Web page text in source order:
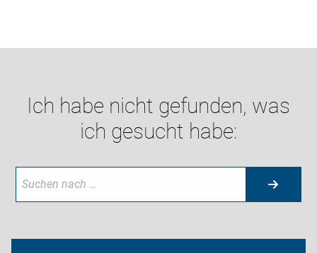
Ich habe nicht gefunden, was
ich gesucht habe: